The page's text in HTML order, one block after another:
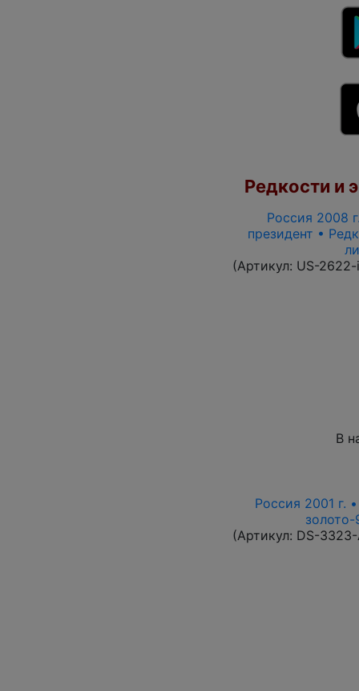
Редкости и
Россия 2008
президент •
(Артикул: US-
В
Россия 2001 г.
(Артикул: DS-